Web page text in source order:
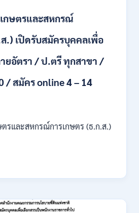
กษตรและสหกรณ์
.) เปิดรับสมัครบุคคลเพื่อ
ยอัตรา / ป.ตรี ทุกสาขา /
/ สมัคร online 4 – 14
ตรและสหกรณ์การเกษตร (ธ.ก.ส.)
ษตร
ณ์
ษตร